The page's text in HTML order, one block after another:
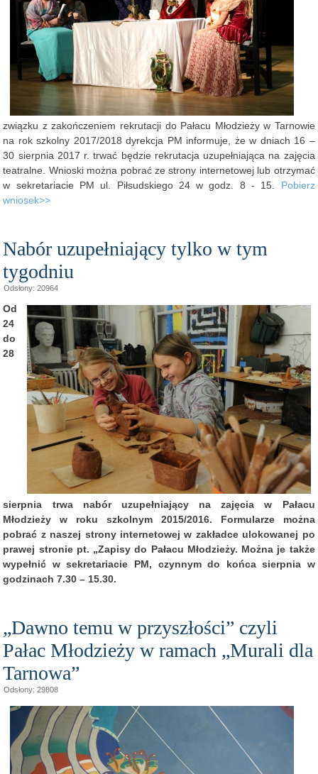
związku z zakończeniem rekrutacji do Pałacu Młodzieży w Tarnowie
na rok szkolny 2017/2018 dyrekcja PM informuje, że w dniach 16 –
30 sierpnia 2017 r. trwać będzie rekrutacja uzupełniająca na zajęcia
teatralne. Wnioski można pobrać ze strony internetowej lub otrzymać
w sekretariacie PM ul. Piłsudskiego 24 w godz. 8 - 15. Pobierz
wniosek>>
Nabór uzupełniający tylko w tym
tygodniu
Odsłony: 20964
Od
24
do
28
sierpnia trwa nabór uzupełniający na zajęcia w Pałacu
Młodzieży w roku szkolnym 2015/2016. Formularze można
pobrać z naszej strony internetowej w zakładce ulokowanej po
prawej stronie pt. „Zapisy do Pałacu Młodzieży. Można je także
wypełnić w sekretariacie PM, czynnym do końca sierpnia w
godzinach 7.30 – 15.30.
„Dawno temu w przyszłości” czyli
Pałac Młodzieży w ramach „Murali dla
Tarnowa”
Odsłony: 29808